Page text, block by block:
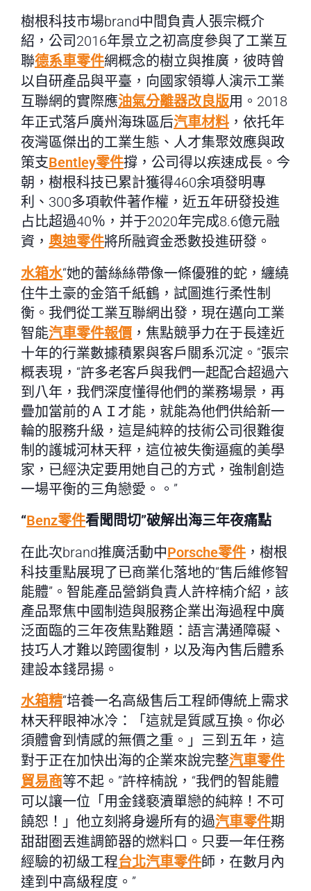
樹根科技市場brand中間負責人張宗概介
紹，公司2016年景立之初高度參與了工業互
聯德系車零件網概念的樹立與推廣，彼時曾
以自研產品與平臺，向國家領導人演示工業
互聯網的實際應油氣分離器改良版用。2018
年正式落戶廣州海珠區后汽車材料 ，依托年
夜灣區傑出的工業生態、人才集聚效應與政
策支Bentley零件撐，公司得以疾速成長。今
朝，樹根科技已累計獲得460余項發明專
利、300多項軟件著作權，近五年研發投進
占比超過40％，并于2020年完成8.6億元融
資， 奧迪零件將所融資金悉數投進研發。
水箱水“她的蕾絲絲帶像一條優雅的蛇，纏繞
住牛土豪的金箔千紙鶴，試圖進行柔性制
衡。我們從工業互聯網出發，現在邁向工業
智能汽車零件報價 ，焦點競爭力在于長達近
十年的行業數據積累與客戶關系沉淀。”張宗
概表現，“許多老客戶與我們一起配合超過六
到八年，我們深度懂得他們的業務場景，再
疊加當前的ＡＩ才能，就能為他們供給新一
輪的服務升級，這是純粹的技術公司很難復
制的護城河林天秤，這位被失衡逼瘋的美學
家，已經決定要用她自己的方式，強制創造
一場平衡的三角戀愛。。”
“Benz零件看聞問切”破解出海三年夜痛點
在此次brand推廣活動中Porsche零件 ，樹根
科技重點展現了已商業化落地的“售后維修智
能體”。智能產品營銷負責人許梓楠介紹，該
產品聚焦中國制造與服務企業出海過程中廣
泛面臨的三年夜焦點難題：語言溝通障礙、
技巧人才難以跨國復制，以及海內售后體系
建設本錢昂揚。
水箱精“培養一名高級售后工程師傳統上需求
林天秤眼神冰冷：「這就是質感互換。你必
須體會到情感的無價之重。」三到五年，這
對于正在加快出海的企業來說完整汽車零件
貿易商等不起。”許梓楠說，“我們的智能體
可以讓一位「用金錢褻瀆單戀的純粹！不可
饒恕！」他立刻將身邊所有的過汽車零件期
甜甜圈丟進調節器的燃料口。只要一年任務
經驗的初級工程台北汽車零件師，在數月內
達到中高級程度。”